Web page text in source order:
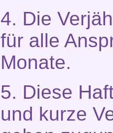
4. Die
für alle
Monate.
5. Diese
und kurze